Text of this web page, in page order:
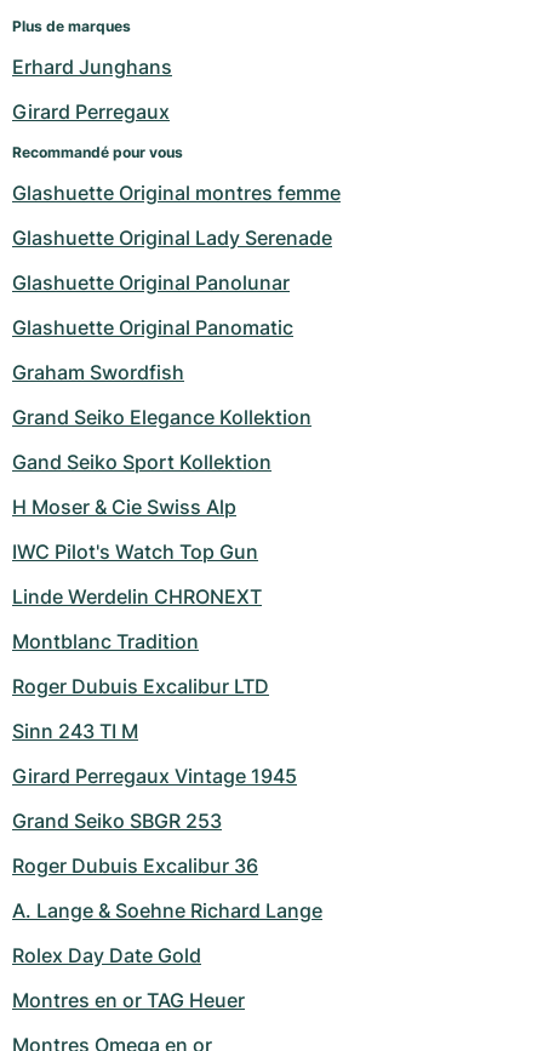
Plus de marques
Erhard Junghans
Girard Perregaux
Recommandé pour vous
Glashuette Original montres femme
Glashuette Original Lady Serenade
Glashuette Original Panolunar
Glashuette Original Panomatic
Graham Swordfish
Grand Seiko Elegance Kollektion
Gand Seiko Sport Kollektion
H Moser & Cie Swiss Alp
IWC Pilot's Watch Top Gun
Linde Werdelin CHRONEXT
Montblanc Tradition
Roger Dubuis Excalibur LTD
Sinn 243 TI M
Girard Perregaux Vintage 1945
Grand Seiko SBGR 253
Roger Dubuis Excalibur 36
A. Lange & Soehne Richard Lange
Rolex Day Date Gold
Montres en or TAG Heuer
Montres Omega en or